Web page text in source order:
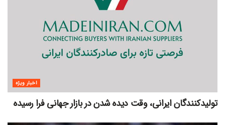
اخبار ویژه
تولیدکنندگان ایرانی، وقت دیده شدن در بازار جهانی فرا رسیده